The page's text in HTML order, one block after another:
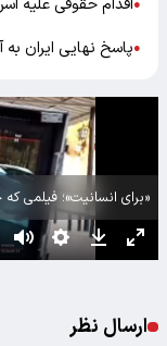
●اقدام حقوقی علیه
●پاسخ نهایی ایران به
«برای انسانیت»؛ فیلمی
ارسال نظر